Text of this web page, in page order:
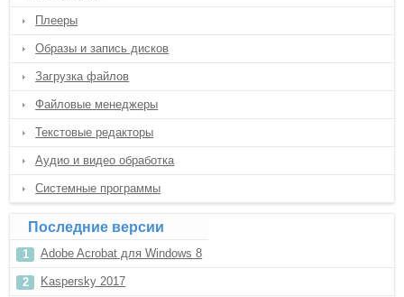
Плееры
Образы и запись дисков
Загрузка файлов
Файловые менеджеры
Текстовые редакторы
Аудио и видео обработка
Системные программы
Последние версии
Adobe Acrobat для Windows 8
Kaspersky 2017